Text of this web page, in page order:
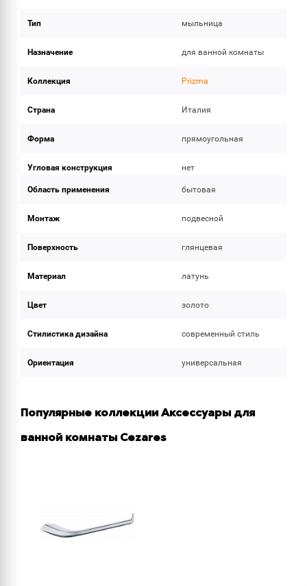
Тип мыльница
Назначение для ванной комнаты
Коллекция Prizma
Страна Италия
Форма прямоугольная
Угловая конструкция нет
Область применения бытовая
Монтаж подвесной
Поверхность глянцевая
Материал латунь
Цвет золото
Стилистика дизайна современный стиль
Ориентация универсальная
Популярные коллекции Аксессуары для
ванной комнаты Cezares